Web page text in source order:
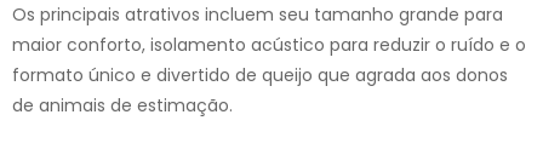
Os principais atrativos incluem seu tamanho grande para
maior conforto, isolamento acústico para reduzir o ruído e o
formato único e divertido de queijo que agrada aos donos
de animais de estimação.